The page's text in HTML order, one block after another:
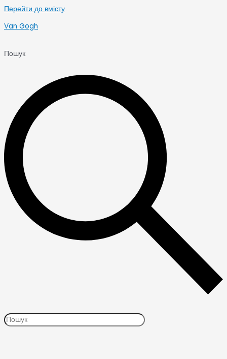
Перейти до вмісту
Van Gogh
Пошук